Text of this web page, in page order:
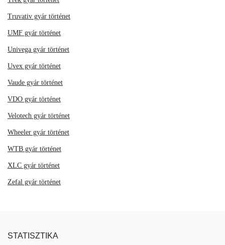
Truvativ gyár történet
UMF gyár történet
Univega gyár történet
Uvex gyár történet
Vaude gyár történet
VDO gyár történet
Velotech gyár történet
Wheeler gyár történet
WTB gyár történet
XLC gyár történet
Zefal gyár történet
STATISZTIKA